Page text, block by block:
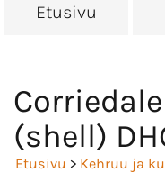
Etusivu
(shell)
Etusivu > Kehruu ja